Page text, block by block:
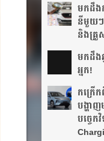
មកដឹង
នីមួយៗ
និងគ្រួ
មក​ដឹង
អ្នក!​
កក្រើ
បង្ហា
បច្ចេក